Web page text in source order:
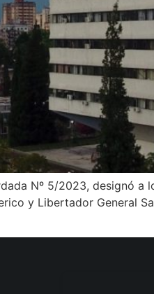
Nº 5/2023, designó
y Libertador General